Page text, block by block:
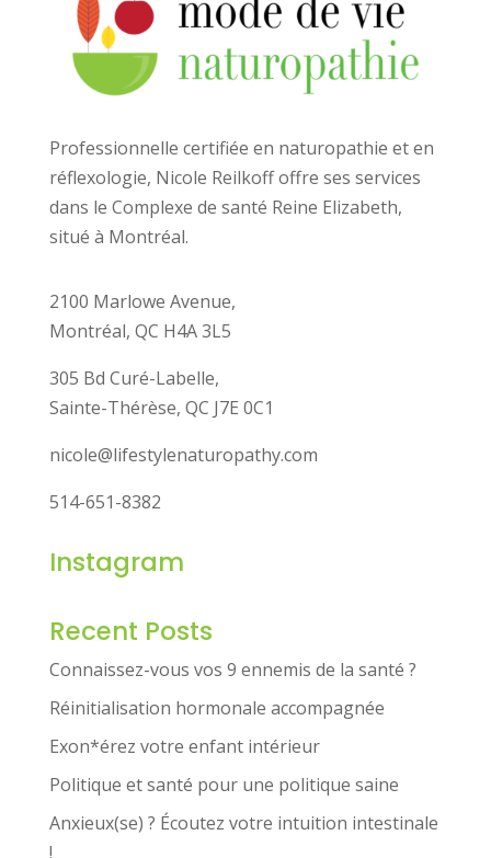
Professionnelle certifiée en naturopathie et en
réflexologie, Nicole Reilkoff offre ses services
dans le Complexe de santé Reine Elizabeth,
situé à Montréal.
2100 Marlowe Avenue,
Montréal, QC H4A 3L5
305 Bd Curé-Labelle,
Sainte-Thérèse, QC J7E 0C1
nicole@lifestylenaturopathy.com
514-651-8382
Instagram
Recent Posts
Connaissez-vous vos 9 ennemis de la santé ?
Réinitialisation hormonale accompagnée
Exon*érez votre enfant intérieur
Politique et santé pour une politique saine
Anxieux(se) ? Écoutez votre intuition intestinale
!